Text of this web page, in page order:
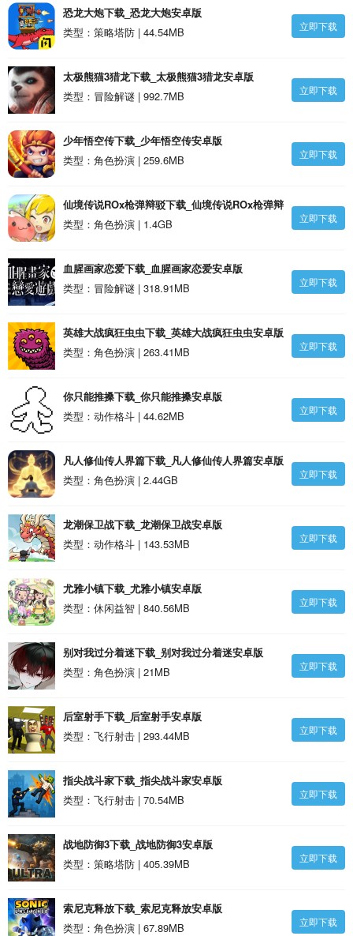
恐龙大炮下载_恐龙大炮安卓版
类型：策略塔防 | 44.54MB
立即下载
太极熊猫3猎龙下载_太极熊猫3猎龙安卓版
类型：冒险解谜 | 992.7MB
立即下载
少年悟空传下载_少年悟空传安卓版
类型：角色扮演 | 259.6MB
立即下载
仙境传说ROx枪弹辩驳下载_仙境传说ROx枪弹辩
驳安卓版
类型：角色扮演 | 1.4GB 立即下载
血腥画家恋爱下载_血腥画家恋爱安卓版
类型：冒险解谜 | 318.91MB
立即下载
英雄大战疯狂虫虫下载_英雄大战疯狂虫虫安卓版
类型：角色扮演 | 263.41MB
立即下载
你只能推搡下载_你只能推搡安卓版
类型：动作格斗 | 44.62MB
立即下载
凡人修仙传人界篇下载_凡人修仙传人界篇安卓版
类型：角色扮演 | 2.44GB
立即下载
龙潮保卫战下载_龙潮保卫战安卓版
类型：动作格斗 | 143.53MB
立即下载
尤雅小镇下载_尤雅小镇安卓版
类型：休闲益智 | 840.56MB
立即下载
别对我过分着迷下载_别对我过分着迷安卓版
类型：角色扮演 | 21MB
立即下载
后室射手下载_后室射手安卓版
类型：飞行射击 | 293.44MB
立即下载
指尖战斗家下载_指尖战斗家安卓版
类型：飞行射击 | 70.54MB
立即下载
战地防御3下载_战地防御3安卓版
类型：策略塔防 | 405.39MB
立即下载
索尼克释放下载_索尼克释放安卓版
类型：角色扮演 | 67.89MB
立即下载